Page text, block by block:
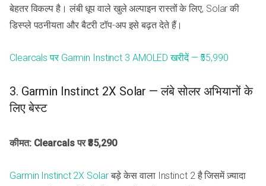
बेहतर विकल्प है। लंबी धूप वाले खुले अल्पाइन रास्तों के लिए, Solar की
डिस्प्ले पठनीयता और बैटरी टॉप-अप इसे बढ़त देते हैं।
Clearcals पर Garmin Instinct 3 AMOLED खरीदें — ₹55,990
3. Garmin Instinct 2X Solar — लंबे सोलर अभियानों के
लिए बेस्ट
कीमत: Clearcals पर ₹35,290
Garmin Instinct 2X Solarबड़े केस वाला Instinct 2 है जिसमें ज़्यादा